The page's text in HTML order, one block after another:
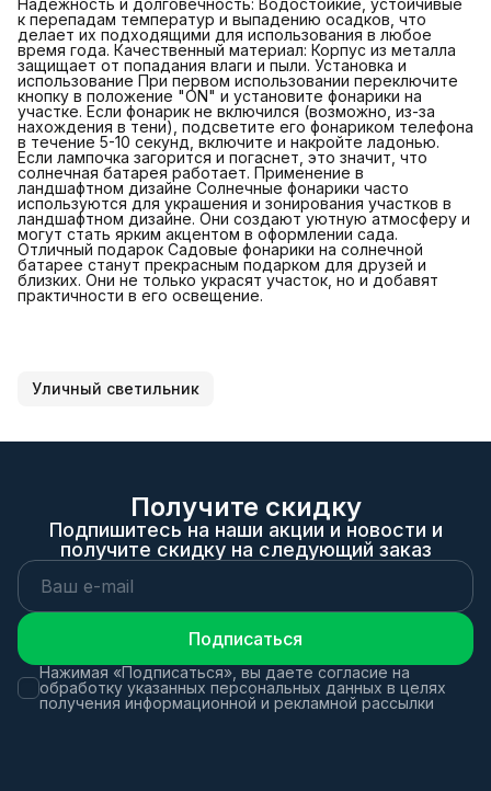
Надежность и долговечность: Водостойкие, устойчивые
к перепадам температур и выпадению осадков, что
делает их подходящими для использования в любое
время года. Качественный материал: Корпус из металла
защищает от попадания влаги и пыли. Установка и
использование При первом использовании переключите
кнопку в положение "ON" и установите фонарики на
участке. Если фонарик не включился (возможно, из-за
нахождения в тени), подсветите его фонариком телефона
в течение 5-10 секунд, включите и накройте ладонью.
Если лампочка загорится и погаснет, это значит, что
солнечная батарея работает. Применение в
ландшафтном дизайне Солнечные фонарики часто
используются для украшения и зонирования участков в
ландшафтном дизайне. Они создают уютную атмосферу и
могут стать ярким акцентом в оформлении сада.
Отличный подарок Садовые фонарики на солнечной
батарее станут прекрасным подарком для друзей и
близких. Они не только украсят участок, но и добавят
практичности в его освещение.
Уличный светильник
Получите скидку
Подпишитесь на наши акции и новости и
получите скидку на следующий заказ
Подписаться
Нажимая «Подписаться», вы даете согласие на
обработку указанных персональных данных в целях
получения информационной и рекламной рассылки